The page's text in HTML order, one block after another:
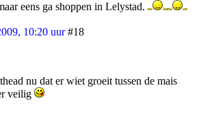
eens ga shoppen in Lelystad.
10:20 uur #18
nu dat er wiet groeit tussen de mais
veilig